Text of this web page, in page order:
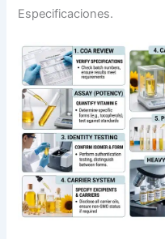
Especificaciones.